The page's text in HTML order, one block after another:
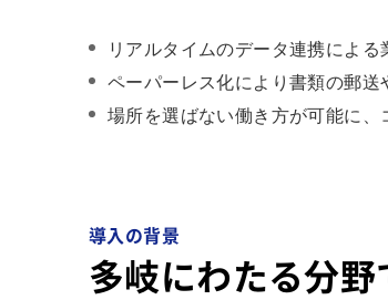
リアルタイムのデータ連携によ
ペーパーレス化により書類の郵
場所を選ばない働き方が可能に
導入の背景
多岐にわたる分野